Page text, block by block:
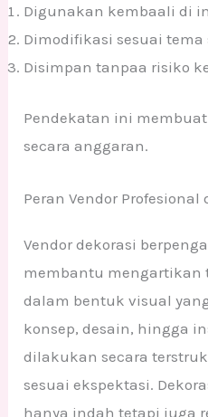
Digunakan kembaali di
Dimodifikasi sesuai tema
Disimpan tanpaa risiko
Pendekatan ini
secara anggaran.
Peran Vendor
Vendor dekorasi
membantu mengartikan
dalam bentuk visual
konsep, desain, hingga
dilakukan secara
sesuai ekspektasi.
hanya indah tetapi juga